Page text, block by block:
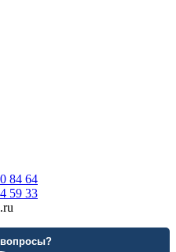
84 64
59 33